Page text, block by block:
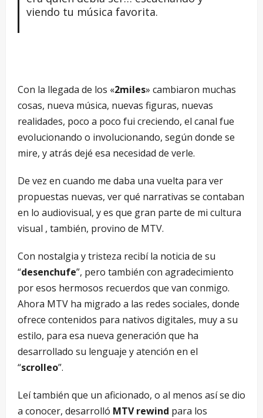
viendo tu música favorita.
Con la llegada de los «2miles» cambiaron muchas
cosas, nueva música, nuevas figuras, nuevas
realidades, poco a poco fui creciendo, el canal fue
evolucionando o involucionando, según donde se
mire, y atrás dejé esa necesidad de verle.
De vez en cuando me daba una vuelta para ver
propuestas nuevas, ver qué narrativas se contaban
en lo audiovisual, y es que gran parte de mi cultura
visual , también, provino de MTV.
Con nostalgia y tristeza recibí la noticia de su
“desenchufe”, pero también con agradecimiento
por esos hermosos recuerdos que van conmigo.
Ahora MTV ha migrado a las redes sociales, donde
ofrece contenidos para nativos digitales, muy a su
estilo, para esa nueva generación que ha
desarrollado su lenguaje y atención en el
“scrolleo”.
Leí también que un aficionado, o al menos así se dio
a conocer, desarrolló MTV rewind para los